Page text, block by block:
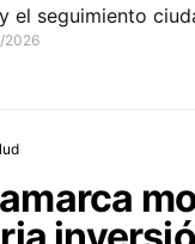
el seguimiento
2026